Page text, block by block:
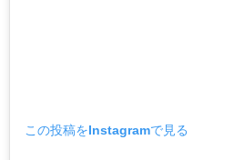
この投稿をInstagramで見る